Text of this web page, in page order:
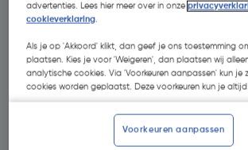
€ 4,44
€ 3,43
advertenties. Lees hier meer over in onze
cookieverklaring.
Als je op 'Akkoord' klikt, dan geef je ons toestemming
plaatsen. Kies je voor 'Weigeren', dan plaatsen wij
analytische cookies. Via 'Voorkeuren aanpassen' kun je
cookies worden geplaatst. Deze voorkeuren kun je
Voorkeuren aanpassen